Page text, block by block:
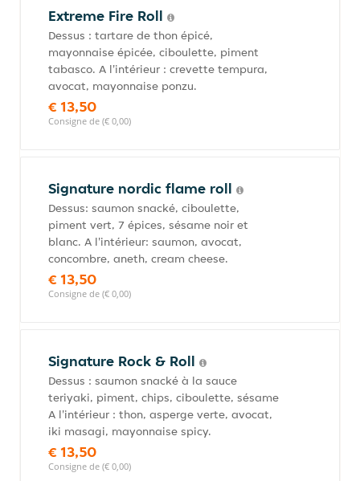
Extreme Fire Roll
Dessus : tartare de thon épicé,
mayonnaise épicée, ciboulette, piment
tabasco. A l'intérieur : crevette tempura,
avocat, mayonnaise ponzu.
€ 13,50
Consigne de (€ 0,00)
Signature nordic flame roll
Dessus: saumon snacké, ciboulette,
piment vert, 7 épices, sésame noir et
blanc. A l'intérieur: saumon, avocat,
concombre, aneth, cream cheese.
€ 13,50
Consigne de (€ 0,00)
Signature Rock & Roll
Dessus : saumon snacké à la sauce
teriyaki, piment, chips, ciboulette, sésame
A l'intérieur : thon, asperge verte, avocat,
iki masagi, mayonnaise spicy.
€ 13,50
Consigne de (€ 0,00)